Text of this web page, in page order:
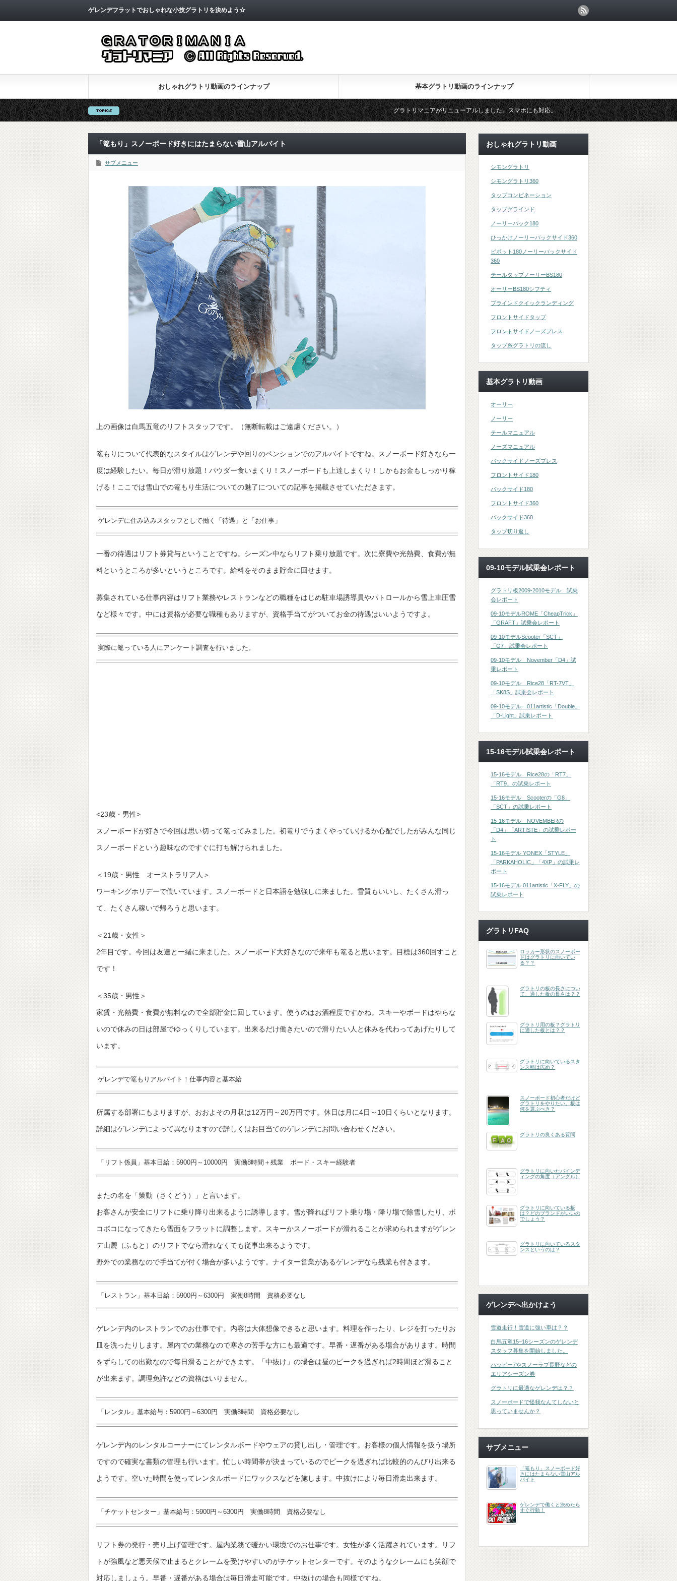
ゲレンデフラットでおしゃれな小技グラトリを決めよう☆
おしゃれグラトリ動画のラインナップ 基本グラトリ動画のラインナップ
グラトリマニアがリニューアルしました。スマホにも対応。
「篭もり」スノーボード好きにはたまらない雪山アルバイト
サブメニュー
上の画像は白馬五竜のリフトスタッフです。（無断転載はご遠慮ください。）
篭もりについて代表的なスタイルはゲレンデや回りのペンションでのアルバイトですね。スノーボード好きなら一
度は経験したい。毎日が滑り放題！パウダー食いまくり！スノーボードも上達しまくり！しかもお金もしっかり稼
げる！ここでは雪山での篭もり生活についての魅了についての記事を掲載させていただきます。
ゲレンデに住み込みスタッフとして働く「待遇」と「お仕事」
一番の待遇はリフト券貸与ということですね。シーズン中ならリフト乗り放題です。次に寮費や光熱費、食費が無
料というところが多いというところです。給料をそのまま貯金に回せます。
募集されている仕事内容はリフト業務やレストランなどの職種をはじめ駐車場誘導員やパトロールから雪上車圧雪
など様々です。中には資格が必要な職種もありますが、資格手当てがついてお金の待遇はいいようですよ。
実際に篭っている人にアンケート調査を行いました。
<23歳・男性>
スノーボードが好きで今回は思い切って篭ってみました。初篭りでうまくやっていけるか心配でしたがみんな同じ
スノーボードという趣味なのですぐに打ち解けられました。
＜19歳・男性 オーストラリア人＞
ワーキングホリデーで働いています。スノーボードと日本語を勉強しに来ました。雪質もいいし、たくさん滑っ
て、たくさん稼いで帰ろうと思います。
＜21歳・女性＞
2年目です。今回は友達と一緒に来ました。スノーボード大好きなので来年も篭ると思います。目標は360回すこと
です！
＜35歳・男性＞
家賃・光熱費・食費が無料なので全部貯金に回しています。使うのはお酒程度ですかね。スキーやボードはやらな
いので休みの日は部屋でゆっくりしています。出来るだけ働きたいので滑りたい人と休みを代わってあげたりして
います。
ゲレンデで篭もりアルバイト！仕事内容と基本給
所属する部署にもよりますが、おおよその月収は12万円～20万円です。休日は月に4日～10日くらいとなります。
詳細はゲレンデによって異なりますので詳しくはお目当てのゲレンデにお問い合わせください。
「リフト係員」基本日給：5900円～10000円 実働8時間＋残業 ボード・スキー経験者
またの名を「策動（さくどう）」と言います。
お客さんが安全にリフトに乗り降り出来るように誘導します。雪が降ればリフト乗り場・降り場で除雪したり、ボ
コボコになってきたら雪面をフラットに調整します。スキーかスノーボードが滑れることが求められますがゲレン
デ山麓（ふもと）のリフトでなら滑れなくても従事出来るようです。
野外での業務なので手当てが付く場合が多いようです。ナイター営業があるゲレンデなら残業も付きます。
「レストラン」基本日給：5900円～6300円 実働8時間 資格必要なし
ゲレンデ内のレストランでのお仕事です。内容は大体想像できると思います。料理を作ったり、レジを打ったりお
皿を洗ったりします。屋内での業務なので寒さの苦手な方にも最適です。早番・遅番がある場合があります。時間
をずらしての出勤なので毎日滑ることができます。「中抜け」の場合は昼のピークを過ぎれば2時間ほど滑ること
が出来ます。調理免許などの資格はいりません。
「レンタル」基本給与：5900円～6300円 実働8時間 資格必要なし
ゲレンデ内のレンタルコーナーにてレンタルボードやウェアの貸し出し・管理です。お客様の個人情報を扱う場所
ですので確実な書類の管理も行います。忙しい時間帯が決まっているのでピークを過ぎれば比較的のんびり出来る
ようです。空いた時間を使ってレンタルボードにワックスなどを施します。中抜けにより毎日滑走出来ます。
「チケットセンター」基本給与：5900円～6300円 実働8時間 資格必要なし
リフト券の発行・売り上げ管理です。屋内業務で暖かい環境でのお仕事です。女性が多く活躍されています。リフ
トが強風など悪天候で止まるとクレームを受けやすいのがチケットセンターです。そのようなクレームにも笑顔で
対応しましょう。早番・遅番がある場合は毎日滑走可能です。中抜けの場合も同様ですね。
おしゃれグラトリ動画
シモングラトリ
シモングラトリ360
タップコンビネーション
タップグラインド
ノーリーバック180
ひっかけノーリーバックサイド360
ピボット180ノーリーバックサイド
360
テールタップノーリーBS180
オーリーBS180シフティ
ブラインドクイックランディング
フロントサイドタップ
フロントサイドノーズプレス
タップ系グラトリの流し
基本グラトリ動画
オーリー
ノーリー
テールマニュアル
ノーズマニュアル
バックサイドノーズプレス
フロントサイド180
バックサイド180
フロントサイド360
バックサイド360
タップ切り返し
09-10モデル試乗会レポート
グラトリ板2009-2010モデル 試乗
会レポート
09-10モデルROME「CheapTrick」
「GRAFT」試乗会レポート
09-10モデルScooter「SCT」
「G7」試乗会レポート
09-10モデル November「D4」試
乗レポート
09-10モデル Rice28「RT-7VT」
「SK8S」試乗会レポート
09-10モデル 011artistic「Double」
「D-Light」試乗レポート
15-16モデル試乗会レポート
15-16モデル Rice28の「RT7」
「RT9」の試乗レポート
15-16モデル Scooterの「G8」
「SCT」の試乗レポート
15-16モデル NOVEMBERの
「D4」「ARTISTE」の試乗レポー
ト
15-16モデル YONEX「STYLE」
「PARKAHOLIC」「4XP」の試乗レ
ポート
15-16モデル 011artistic「X-FLY」の
試乗レポート
グラトリFAQ
ロッカー形状のスノーボー
ドはグラトリに向いてい
る？？
グラトリの板の長さについ
て、適した板の長さは？？
グラトリ用の板？グラトリ
に適した板とは？？
グラトリに向いているスタ
ンス幅は広め？
スノーボード初心者だけど
グラトリをやりたい。板は
何を選ぶべき？
グラトリの良くある質問
グラトリに向いたバインデ
ィングの角度（アングル）
グラトリに向いている板
は？どのブランドがいいの
でしょう？
グラトリに向いているスタ
ンスというのは？
ゲレンデへ出かけよう
雪道走行！雪道に強い車は？？
白馬五竜15−16シーズンのゲレンデ
スタッフ募集を開始しました。
ハッピー7やスノーラブ長野などの
エリアシーズン券
グラトリに最適なゲレンデは？？
スノーボードで怪我なんてしないと
思っていませんか？
サブメニュー
「篭もり」スノーボード好
きにはたまらない雪山アル
バイト
ゲレンデで働くと決めたら
すぐ行動！